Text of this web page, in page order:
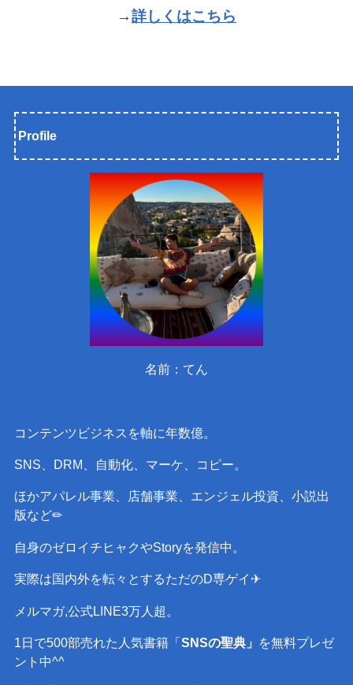
→詳しくはこちら
Profile
名前：てん
コンテンツビジネスを軸に年数億。
SNS、DRM、自動化、マーケ、コピー。
ほかアパレル事業、店舗事業、エンジェル投資、小説出
版など✏︎
自身のゼロイチヒャクやStoryを発信中。
実際は国内外を転々とするただのD専ゲイ✈︎
メルマガ,公式LINE3万人超。
1日で500部売れた人気書籍「 SNSの聖典」
を無料プレゼ
ント中^^